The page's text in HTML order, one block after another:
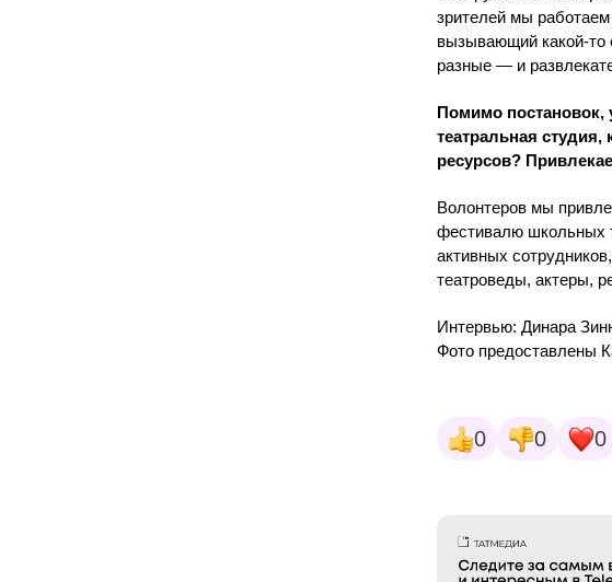
зрителей мы работаем
вызывающий какой-то
разные — и
Помимо постановок,
театральная студия,
ресурсов?
Волонтеров мы
фестивалю школьных
активных
театроведы, актеры,
Интервью: Динара
Фото предоставлены
0 0 0